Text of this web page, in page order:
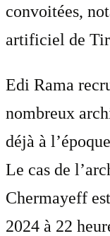
convoitées,
artificiel de
Edi Rama
nombreux
déjà à
Le cas de
Chermayeff
2024 à 22